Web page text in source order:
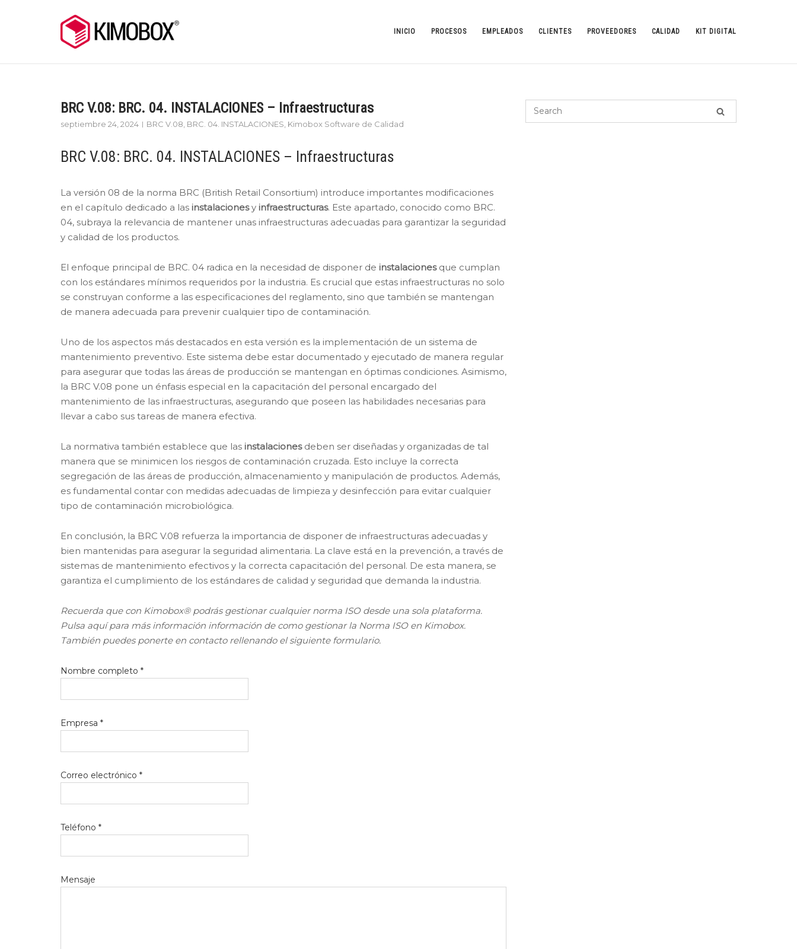
INICIO PROCESOS EMPLEADOS CLIENTES PROVEEDORES CALIDAD KIT DIGITAL
BRC V.08: BRC. 04. INSTALACIONES – Infraestructuras
septiembre 24, 2024 BRC V.08 BRC. 04. INSTALACIONES Kimobox Software de Calidad
BRC V.08: BRC. 04. INSTALACIONES – Infraestructuras
La versión 08 de la norma BRC (British Retail Consortium) introduce importantes modificaciones
en el capítulo dedicado a las instalacionesy infraestructuras. Este apartado, conocido como BRC.
04, subraya la relevancia de mantener unas infraestructuras adecuadas para garantizar la seguridad
y calidad de los productos.
El enfoque principal de BRC. 04 radica en la necesidad de disponer de instalacionesque cumplan
con los estándares mínimos requeridos por la industria. Es crucial que estas infraestructuras no solo
se construyan conforme a las especificaciones del reglamento, sino que también se mantengan
de manera adecuada para prevenir cualquier tipo de contaminación.
Uno de los aspectos más destacados en esta versión es la implementación de un sistema de
mantenimiento preventivo. Este sistema debe estar documentado y ejecutado de manera regular
para asegurar que todas las áreas de producción se mantengan en óptimas condiciones. Asimismo,
la BRC V.08 pone un énfasis especial en la capacitación del personal encargado del
mantenimiento de las infraestructuras, asegurando que poseen las habilidades necesarias para
llevar a cabo sus tareas de manera efectiva.
La normativa también establece que las instalacionesdeben ser diseñadas y organizadas de tal
manera que se minimicen los riesgos de contaminación cruzada. Esto incluye la correcta
segregación de las áreas de producción, almacenamiento y manipulación de productos. Además,
es fundamental contar con medidas adecuadas de limpieza y desinfección para evitar cualquier
tipo de contaminación microbiológica.
En conclusión, la BRC V.08 refuerza la importancia de disponer de infraestructuras adecuadas y
bien mantenidas para asegurar la seguridad alimentaria. La clave está en la prevención, a través de
sistemas de mantenimiento efectivos y la correcta capacitación del personal. De esta manera, se
garantiza el cumplimiento de los estándares de calidad y seguridad que demanda la industria.
Recuerda que con Kimobox® podrás gestionar cualquier norma ISO desde una sola plataforma.
Pulsa aquí para más información información de como gestionar la Norma ISO en Kimobox.
También puedes ponerte en contacto rellenando el siguiente formulario.
Nombre completo *
Empresa *
Correo electrónico *
Teléfono *
Mensaje